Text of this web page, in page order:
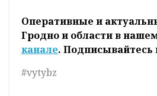
Оперативные и
Гродно и области в
канале. Подписывайтесь
#vytybz